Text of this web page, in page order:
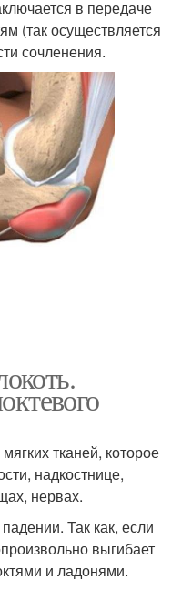
в передаче
(так осуществляется
сочленения.
тканей, которое
надкостнице,
нервах.
Так как, если
выгибает
и ладонями.